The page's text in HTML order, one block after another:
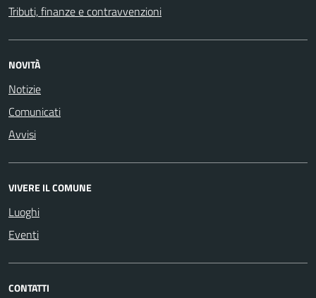
Tributi, finanze e contravvenzioni
NOVITÀ
Notizie
Comunicati
Avvisi
VIVERE IL COMUNE
Luoghi
Eventi
CONTATTI